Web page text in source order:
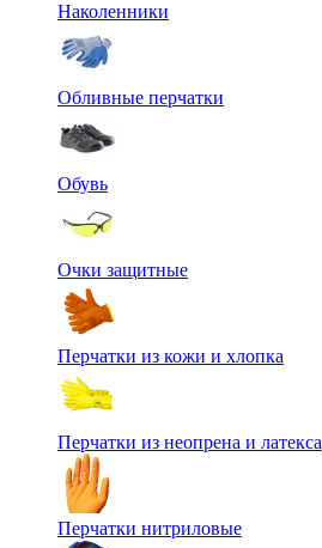
Наколенники
Обливные перчатки
Обувь
Очки защитные
Перчатки из кожи и хлопка
Перчатки из неопрена и латекса
Перчатки нитриловые